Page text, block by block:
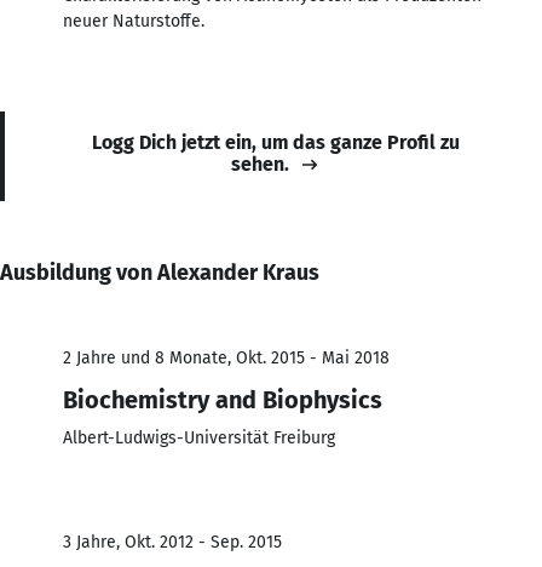
neuer Naturstoffe.
Logg Dich jetzt ein, um das ganze Profil zu
sehen.
Ausbildung von Alexander Kraus
2 Jahre und 8 Monate, Okt. 2015 - Mai 2018
Biochemistry and Biophysics
Albert-Ludwigs-Universität Freiburg
3 Jahre, Okt. 2012 - Sep. 2015